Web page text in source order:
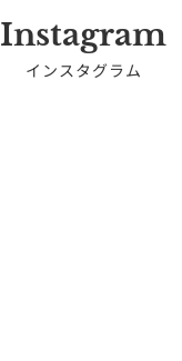
Instagram
インスタグラム